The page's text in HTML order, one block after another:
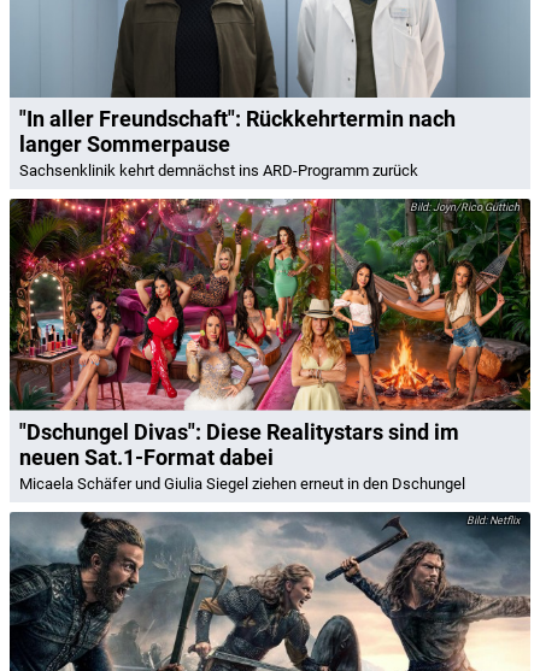
"In aller Freundschaft": Rückkehrtermin nach
langer Sommerpause
Sachsenklinik kehrt demnächst ins ARD-Programm zurück
Joyn/Rico Güttich
"Dschungel Divas": Diese Realitystars sind im
neuen Sat.1-Format dabei
Micaela Schäfer und Giulia Siegel ziehen erneut in den Dschungel
Netflix